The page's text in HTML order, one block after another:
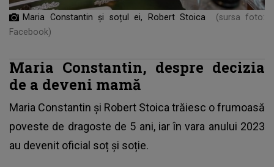
Maria Constantin și soțul ei, Robert Stoica
(sursa foto:
Facebook)
Maria Constantin, despre decizia
de a deveni mamă
Maria Constantin și Robert Stoica trăiesc o frumoasă
poveste de dragoste de 5 ani, iar în vara anului 2023
au devenit oficial soț și soție.